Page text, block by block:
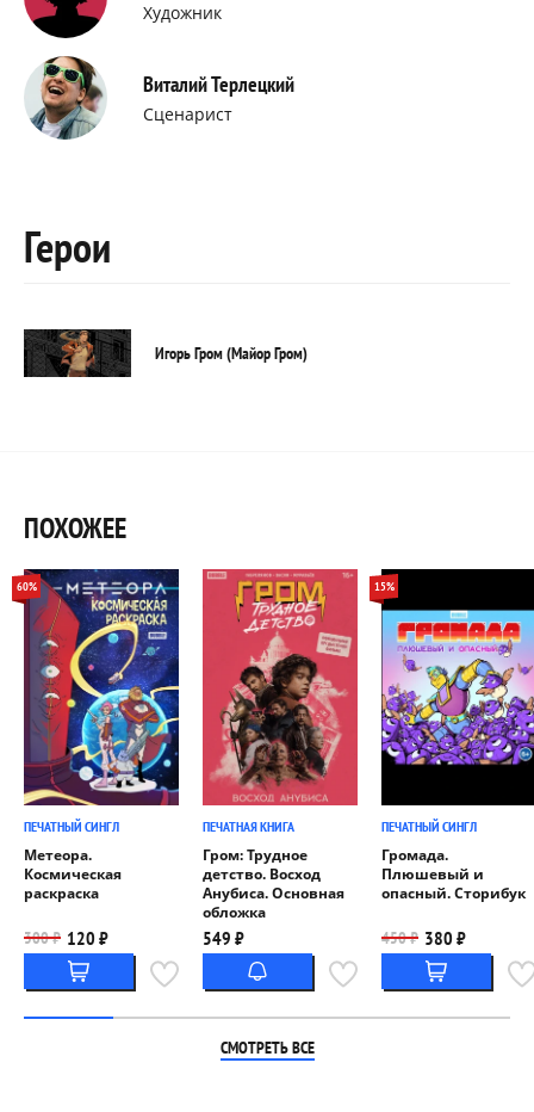
Художник
Виталий Терлецкий
Сценарист
Герои
Игорь Гром (Майор Гром)
ПОХОЖЕЕ
60%
ПЕЧАТНЫЙ СИНГЛ
Метеора.
Космическая
раскраска
300 ₽ 120 ₽
ПЕЧАТНАЯ КНИГА
Гром: Трудное
детство. Восход
Анубиса. Основная
обложка
549 ₽
15%
ПЕЧАТНЫЙ СИНГЛ
Громада.
Плюшевый и
опасный. Сторибук
450 ₽ 380 ₽
СМОТРЕТЬ ВСЕ